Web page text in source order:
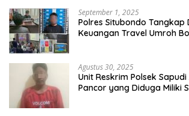
September 1, 2025
Polres Situbondo Tangkap
Keuangan Travel Umroh
Agustus 30, 2025
Unit Reskrim Polsek
Pancor yang Diduga Miliki